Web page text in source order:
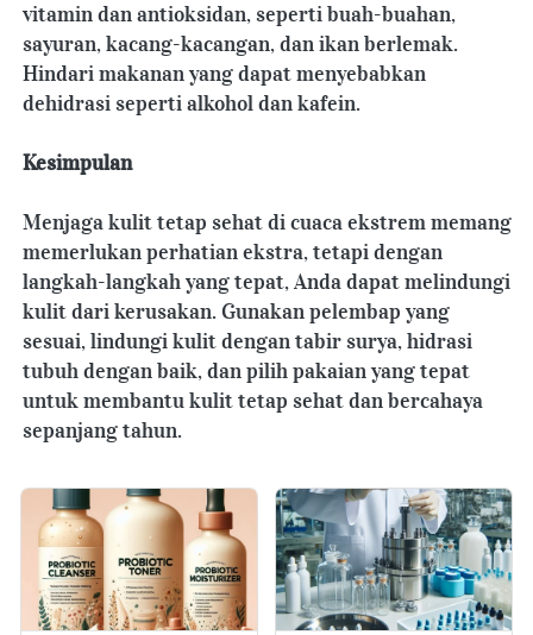
vitamin dan antioksidan, seperti buah-buahan,
sayuran, kacang-kacangan, dan ikan berlemak.
Hindari makanan yang dapat menyebabkan
dehidrasi seperti alkohol dan kafein.
Kesimpulan
Menjaga kulit tetap sehat di cuaca ekstrem memang
memerlukan perhatian ekstra, tetapi dengan
langkah-langkah yang tepat, Anda dapat melindungi
kulit dari kerusakan. Gunakan pelembap yang
sesuai, lindungi kulit dengan tabir surya, hidrasi
tubuh dengan baik, dan pilih pakaian yang tepat
untuk membantu kulit tetap sehat dan bercahaya
sepanjang tahun.